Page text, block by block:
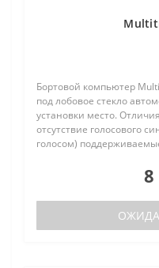
Бортовой компьютер
под лобовое стекло
установки место.
отсутствие голосового
голосом)
8